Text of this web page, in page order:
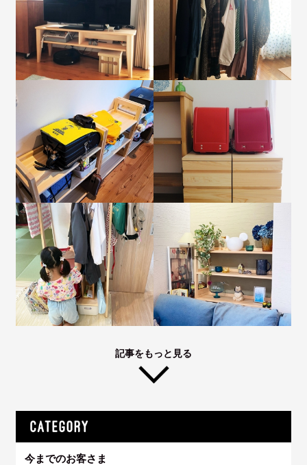
記事をもっと見る
今までのお客さま